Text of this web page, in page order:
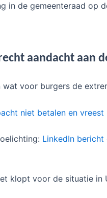
in de gemeenteraad op
aandacht aan
voor burgers de
niet betalen en
LinkedIn
klopt voor de situatie in